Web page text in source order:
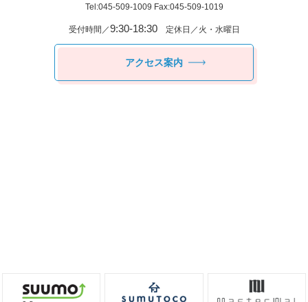
Tel:045-509-1009 Fax:045-509-1019
受付時間／9:30-18:30定休日／火・水曜日
アクセス案内